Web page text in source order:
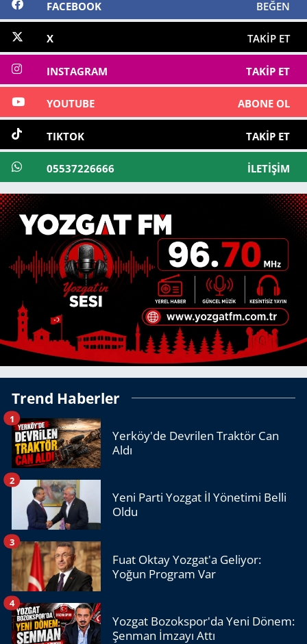
FACEBOOK BEĞEN
X TAKIP ET
INSTAGRAM TAKIP ET
YOUTUBE ABONE OL
TIKTOK TAKIP ET
05537226666 İLETIŞIM
Trend Haberler
Yerköy'de Devrilen Traktör Can
Aldı
1
Yeni Parti Yozgat İl Yönetimi Belli
Oldu
2
Fuat Oktay Yozgat'a Geliyor:
Yoğun Program Var
3
Yozgat Bozokspor'da Yeni Dönem:
Şenman İmzayı Attı
4